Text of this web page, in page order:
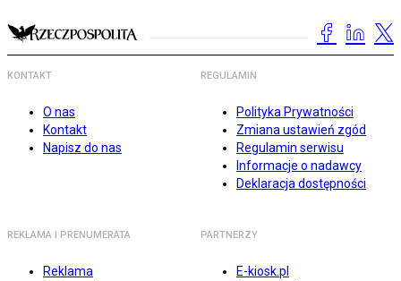
KONTAKT
O nas
Kontakt
Napisz do nas
REGULAMIN
Polityka Prywatności
Zmiana ustawień zgód
Regulamin serwisu
Informacje o nadawcy
Deklaracja dostępności
REKLAMA I PRENUMERATA
Reklama
PARTNERZY
E-kiosk.pl